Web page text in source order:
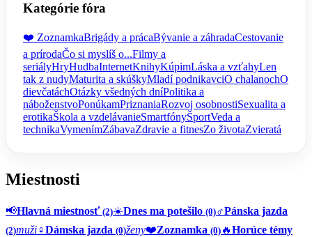
Kategórie fóra
❤️ ZoznamkaBrigády a prácaBývanie a záhradaCestovanie
a prírodaČo si myslíš o...Filmy a
seriályHryHudbaInternetKnihyKúpimLáska a vzťahyLen
tak z nudyMaturita a skúškyMladí podnikavciO chalanochO
dievčatáchOtázky všedných dníPolitika a
náboženstvoPonúkamPriznaniaRozvoj osobnostiSexualita a
erotikaŠkola a vzdelávanieSmartfónyŠportVeda a
technikaVymenímZábavaZdravie a fitnesZo životaZvieratá
Miestnosti
📢Hlavná miestnosť (2)☀️Dnes ma potešilo (0)♂️Pánska jazda
(2)muži♀️Dámska jazda (0)ženy❤️Zoznamka (0) 🔥Horúce témy